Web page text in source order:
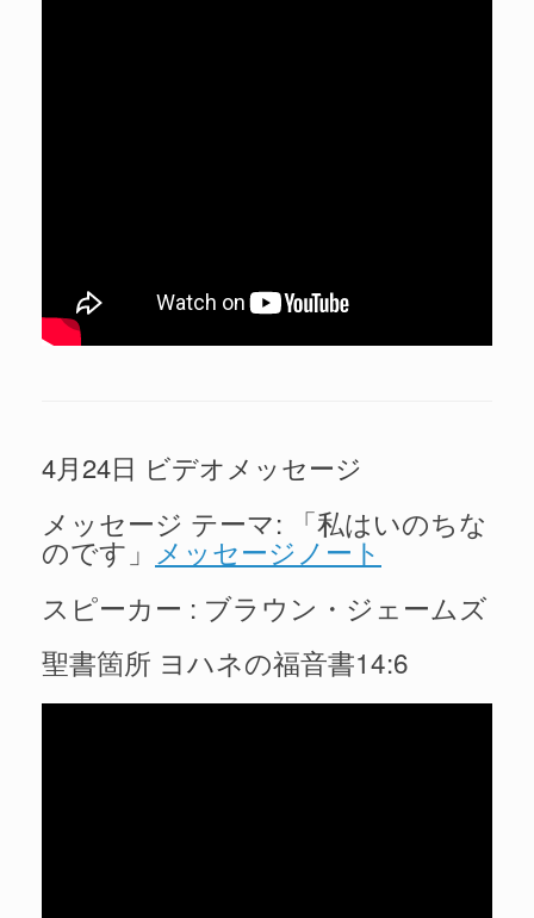
4月24日 ビデオメッセージ
メッセージ テーマ: 「私はいのちな
のです」 メッセージノート
スピーカー : ブラウン・ジェームズ
聖書箇所 ヨハネの福音書14:6